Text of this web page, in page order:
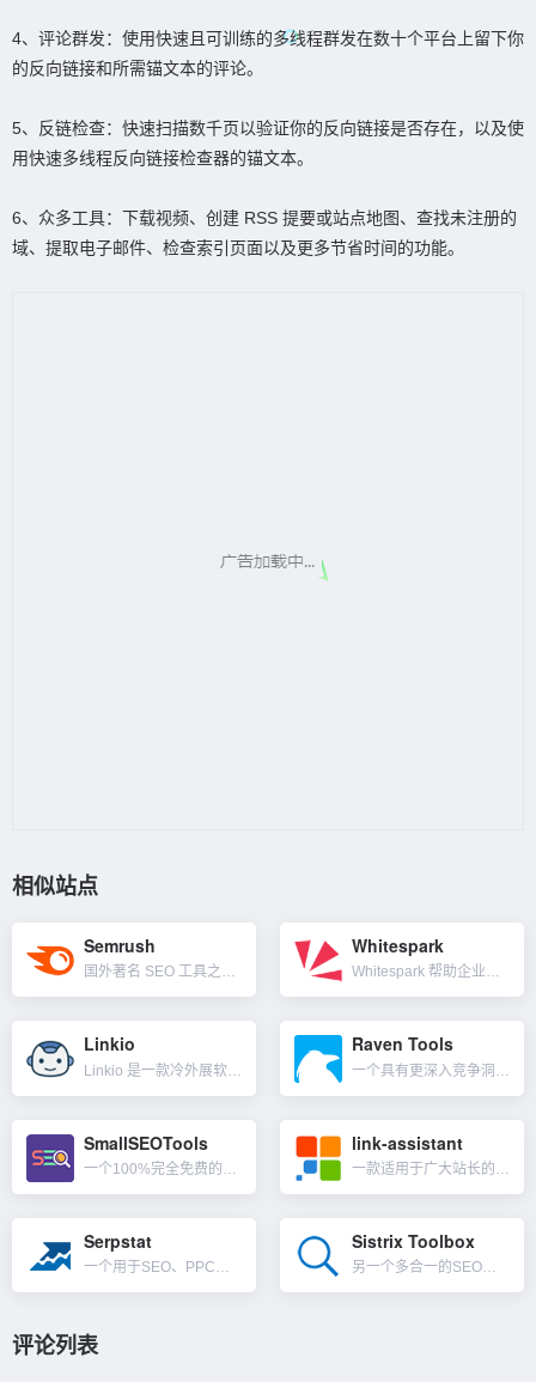
4、评论群发：使用快速且可训练的多线程群发在数十个平台上留下你
的反向链接和所需锚文本的评论。
5、反链检查：快速扫描数千页以验证你的反向链接是否存在，以及使
用快速多线程反向链接检查器的锚文本。
6、众多工具：下载视频、创建 RSS 提要或站点地图、查找未注册的
域、提取电子邮件、检查索引页面以及更多节省时间的功能。
相似站点
Semrush
国外著名 SEO 工具之一，专门从事关键字研究、竞争对手分析和谷歌广告活动优化。是一个用于搜索、内容、社交媒体和市场研究的工具，有超过 142 个国家/地区的数据。功能涵盖关键字排名跟踪器、站点健康检...
Whitespark
Whitespark 帮助企业从 Google 获得更多本地客户。使用 Whitespark 的软件、SEO 服务和引文服务提高排名、推动业务并快速跟踪你的本地 SEO 成功。为企业、机构和小型企业解...
Linkio Raven Tools
SmallSEOTools link-assistant
Serpstat
一个用于SEO、PPC和内容营销的一体化工具，可完成从关键字研究到链接分析的所有工作。主要由五个模块组成：排名跟踪、反向链接分析、搜索引擎优化审核关键词研究和竞争对手的分析。Serpstat扩展了他们...
Sistrix Toolbox
另一个多合一的SEO工具软件，和SEMrush，Ahrefs类似，Sistrix在德语国家以提供良好的搜索引擎优化工具而闻名，之后推出了一些额外的免费SEO工具，可以在没有帐户的情况下在线使用，而其它...
评论列表